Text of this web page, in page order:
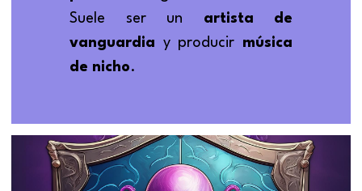
Suele ser un artista de
vanguardia y producir música
de nicho.